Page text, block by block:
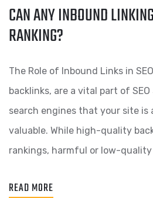
CAN ANY INBOUND
RANKING?
The Role of Inbound Links in
backlinks, are a vital part of
search engines that your site is
valuable. While high-quality
rankings, harmful or low-
READ MORE